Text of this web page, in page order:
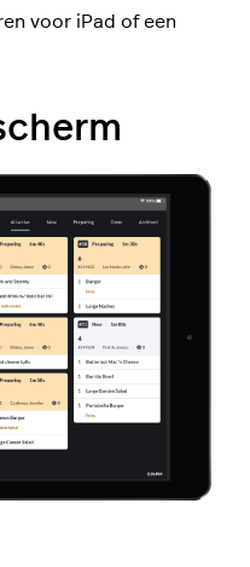
voor iPad of een